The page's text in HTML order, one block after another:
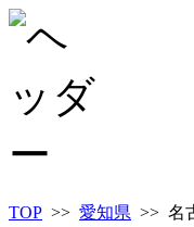
TOP >> 愛知県 >> 名